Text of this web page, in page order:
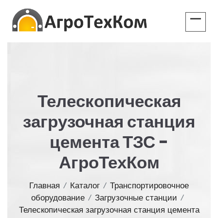
Телескопическая
загрузочная станция
цемента ТЗС -
АгроТехКом
Главная / Каталог / Транспортировочное
оборудование / Загрузочные станции /
Телескопическая загрузочная станция цемента